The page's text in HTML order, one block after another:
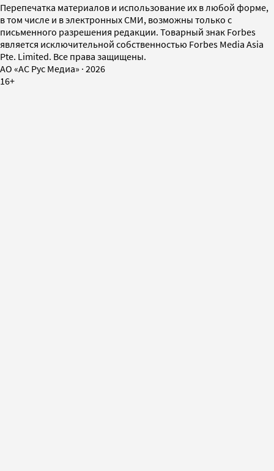
Перепечатка материалов и использование их в любой форме,
в том числе и в электронных СМИ, возможны только с
письменного разрешения редакции. Товарный знак Forbes
является исключительной собственностью Forbes Media Asia
Pte. Limited. Все права защищены.
AO «АС Рус Медиа» · 2026
16+